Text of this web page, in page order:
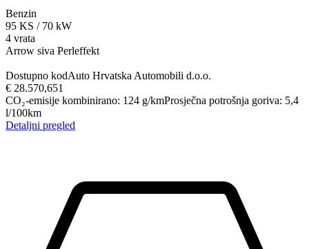
Benzin
95 KS / 70 kW
4 vrata
Arrow siva Perleffekt
Dostupno kodAuto Hrvatska Automobili d.o.o.
€ 28.570,651
CO₂-emisije kombinirano: 124 g/kmProsječna potrošnja goriva: 5,4
l/100km
Detaljni pregled